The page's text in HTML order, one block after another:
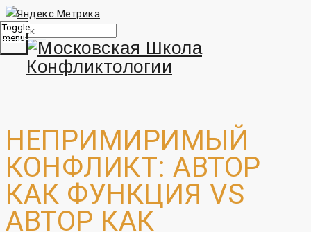
Toggle
menu
НЕПРИМИРИМЫЙ
КОНФЛИКТ: АВТОР
КАК ФУНКЦИЯ VS
АВТОР КАК